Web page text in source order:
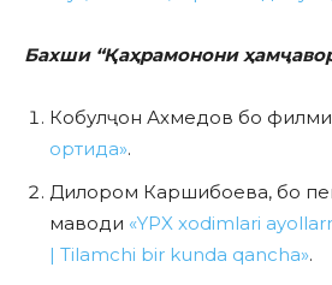
Бахши “Қаҳрамонони
Кобулҷон Ахмедов бо филми
ортида».
Дилором Каршибоева, бо
маводи «YPX xodimlari
| Tilamchi bir kunda qancha».